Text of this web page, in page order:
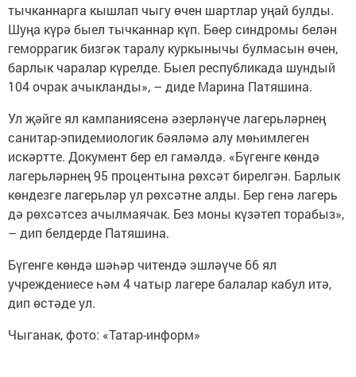
тычканнарга кышлап чыгу өчен шартлар уңай булды.
Шуңа күрә быел тычканнар күп. Бөер синдромы белән
геморрагик бизгәк таралу куркынычы булмасын өчен,
барлык чаралар күрелде. Быел республикада шундый
104 очрак ачыкланды», – диде Марина Патяшина.
Ул җәйге ял кампаниясенә әзерләнүче лагерьләрнең
санитар-эпидемиологик бәяләмә алу мөһимлеген
искәртте. Документ бер ел гамәлдә. «Бүгенге көндә
лагерьләрнең 95 процентына рөхсәт бирелгән. Барлык
көндезге лагерьләр ул рөхсәтне алды. Бер генә лагерь
дә рөхсәтсез ачылмаячак. Без моны күзәтеп торабыз»,
– дип белдерде Патяшина.
Бүгенге көндә шәһәр читендә эшләүче 66 ял
учреждениесе һәм 4 чатыр лагере балалар кабул итә,
дип өстәде ул.
Чыганак, фото: «Татар-информ»